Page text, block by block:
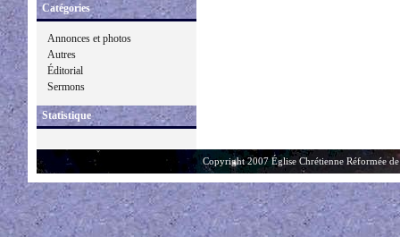
Catégories
Annonces et photos
Autres
Éditorial
Sermons
Statistique
Copyright 2007 Église Chrétienne Réformée